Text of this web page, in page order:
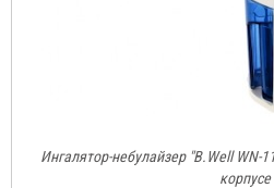
Ингалятор-небулайзер "B.Well
корпусе